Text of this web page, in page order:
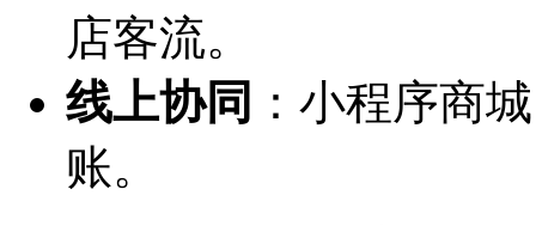
店客流。
线上协同 ：小程序商
账。